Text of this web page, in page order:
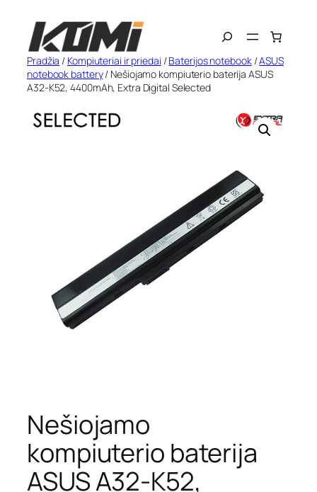
turinio
Search
Pradžia / Kompiuteriai ir priedai /Baterijos notebook/ASUS
notebook battery/ Nešiojamo kompiuterio baterija ASUS
A32-K52, 4400mAh, Extra Digital Selected
Nešiojamo
kompiuterio baterija
ASUS A32-K52,